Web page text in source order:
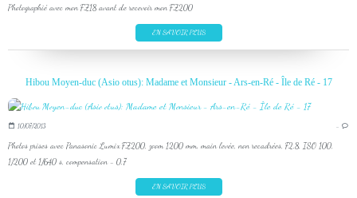
Photographié avec mon FZ18 avant de recevoir mon FZ200
EN SAVOIR PLUS
Hibou Moyen-duc (Asio otus): Madame et Monsieur - Ars-en-Ré - Île de Ré - 17
10/07/2013 …
Photos prises avec Panasonic Lumix FZ200, zoom 1200 mm, main levée, non recadrées, F2,8, ISO 100,
1/200 et 1/640 s, compensation - 0,7
EN SAVOIR PLUS